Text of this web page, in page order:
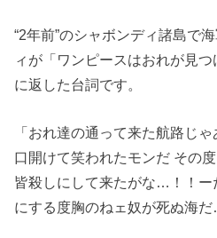
“2年前”のシャボンディ諸島で
ィが「ワンピースはおれが見
に返した台詞です。
「おれ達の通って来た航路じ
口開けて笑われたモンだ その
皆殺しにして来たがな…！！ー
にする度胸のねェ奴が死ぬ海だ